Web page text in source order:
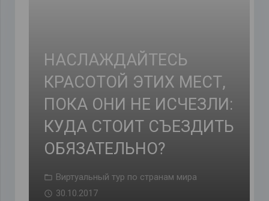
НАСЛАЖДАЙТЕСЬ
КРАСОТОЙ ЭТИХ МЕСТ,
ПОКА ОНИ НЕ ИСЧЕЗЛИ:
КУДА СТОИТ СЪЕЗДИТЬ
ОБЯЗАТЕЛЬНО?
Виртуальный тур по странам мира
30.10.2017